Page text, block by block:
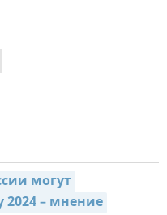
могут
– мнение